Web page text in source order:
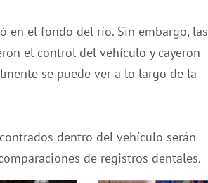
en el fondo del río. Sin embargo, las
el control del vehículo y cayeron
se puede ver a lo largo de la
dentro del vehículo serán
de registros dentales.